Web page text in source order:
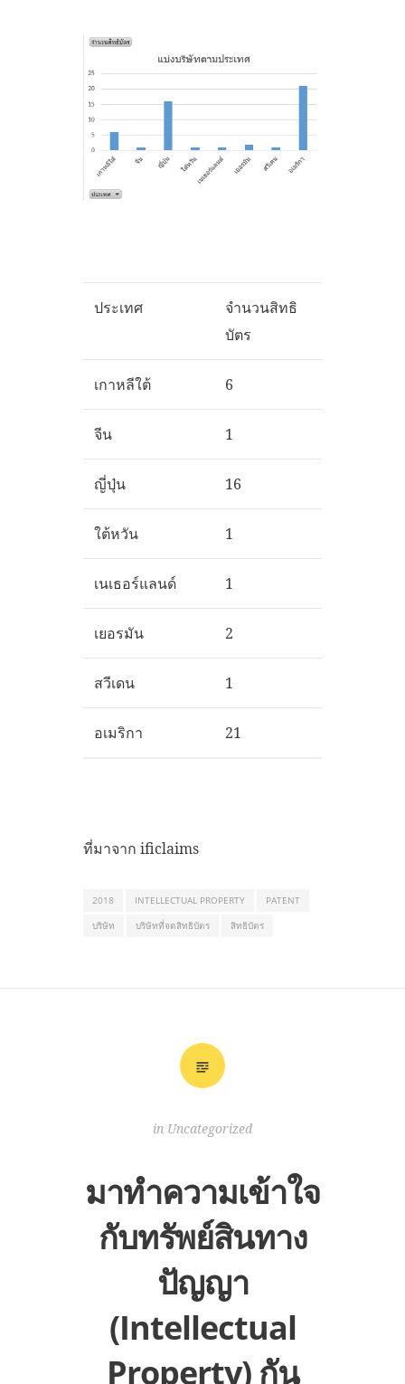
ประเทศ
จำนวนสิทธิ
บัตร
เกาหลีใต้ 6
จีน 1
ญี่ปุ่น 16
ใต้หวัน 1
เนเธอร์แลนด์ 1
เยอรมัน 2
สวีเดน 1
อเมริกา 21
ที่มาจาก ificlaims
2018 INTELLECTUAL PROPERTY
PATENT
บริษัท
บริษัทที่จดสิทธิบัตร สิทธิบัตร
in Uncategorized
มาทำความเข้าใจ
กับทรัพย์สินทาง
ปัญญา
(Intellectual
Property) กัน